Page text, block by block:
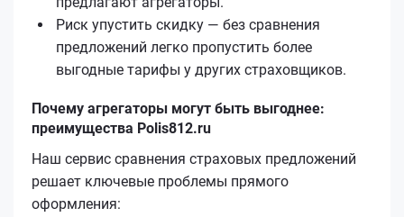
Риск упустить скидку — без сравнения
предложений легко пропустить более
выгодные тарифы у других страховщиков.
Почему агрегаторы могут быть выгоднее:
преимущества Polis812.ru
Наш сервис сравнения страховых предложений
решает ключевые проблемы прямого
оформления: